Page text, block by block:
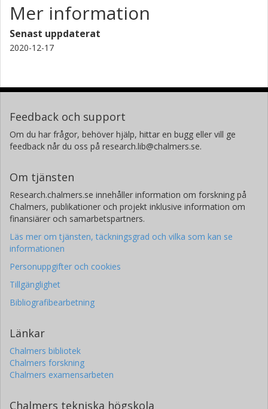
Mer information
Senast uppdaterat
2020-12-17
Feedback och support
Om du har frågor, behöver hjälp, hittar en bugg eller vill ge
feedback når du oss på research.lib@chalmers.se.
Om tjänsten
Research.chalmers.se innehåller information om forskning på
Chalmers, publikationer och projekt inklusive information om
finansiärer och samarbetspartners.
Läs mer om tjänsten, täckningsgrad och vilka som kan se
informationen
Personuppgifter och cookies
Tillgänglighet
Bibliografibearbetning
Länkar
Chalmers bibliotek
Chalmers forskning
Chalmers examensarbeten
Chalmers tekniska högskola